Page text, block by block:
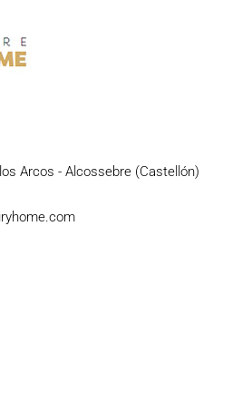
Arcos - Alcossebre (Castellón)